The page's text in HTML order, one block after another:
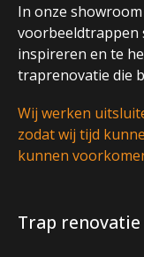
In onze
voorbeeldtrappen
inspireren en te
traprenovatie die
Wij werken
zodat wij tijd
kunnen
Trap renovatie